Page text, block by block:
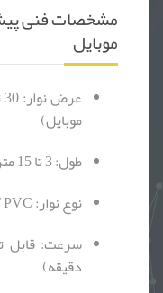
مشخصات فنی
موبایل
موبایل)
طول: 3 تا 15 متر (بسته به طراحی خط تولید)
نوع نوار: PVC آنتی استاتیک (ESD Safe)
دقیقه)